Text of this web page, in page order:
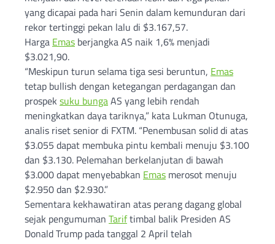
yang dicapai pada hari Senin dalam kemunduran dari
rekor tertinggi pekan lalu di $3.167,57.
Harga Emas berjangka AS naik 1,6% menjadi
$3.021,90.
“Meskipun turun selama tiga sesi beruntun, Emas
tetap bullish dengan ketegangan perdagangan dan
prospek suku bungaAS yang lebih rendah
meningkatkan daya tariknya,” kata Lukman Otunuga,
analis riset senior di FXTM. “Penembusan solid di atas
$3.055 dapat membuka pintu kembali menuju $3.100
dan $3.130. Pelemahan berkelanjutan di bawah
$3.000 dapat menyebabkan Emas merosot menuju
$2.950 dan $2.930.”
Sementara kekhawatiran atas perang dagang global
sejak pengumuman Tariftimbal balik Presiden AS
Donald Trump pada tanggal 2 April telah